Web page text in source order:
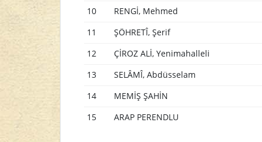
10 RENGİ, Mehmed
11 ŞÖHRETÎ, Şerif
12 ÇİROZ ALİ, Yenimahalleli
13 SELÂMÎ, Abdüsselam
14 MEMİŞ ŞAHİN
15 ARAP PERENDLU